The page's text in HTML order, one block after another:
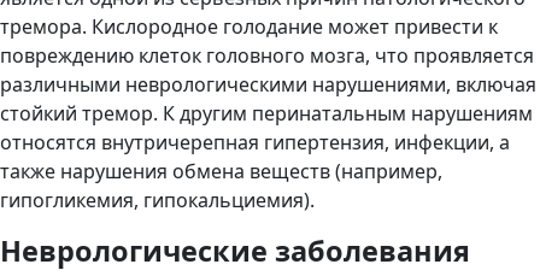
тремора. Кислородное голодание может привести к
повреждению клеток головного мозга, что проявляется
различными неврологическими нарушениями, включая
стойкий тремор. К другим перинатальным нарушениям
относятся внутричерепная гипертензия, инфекции, а
также нарушения обмена веществ (например,
гипогликемия, гипокальциемия).
Неврологические заболевания